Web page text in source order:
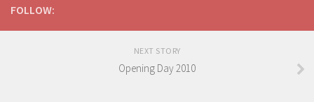
FOLLOW:
NEXT STORY
Opening Day 2010